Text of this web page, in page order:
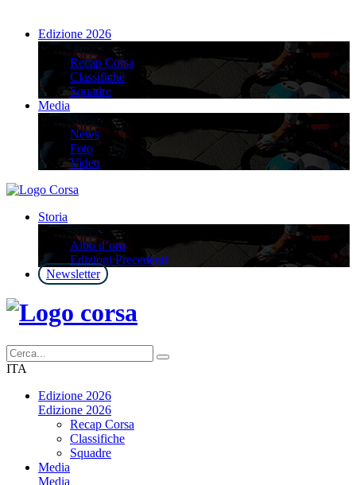
Edizione 2026
Edizione 2026
Recap Corsa
Classifiche
Squadre
Media
Media
News
Foto
Video
Storia
Storia
Albo d’oro
Edizioni Precedenti
Newsletter
ITA
Edizione 2026
Edizione 2026
Recap Corsa
Classifiche
Squadre
Media
Media